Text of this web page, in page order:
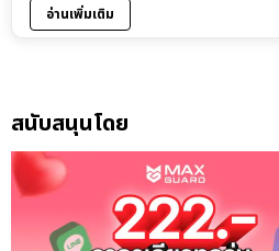
อ่านเพิ่มเติม
สนับสนุนโดย